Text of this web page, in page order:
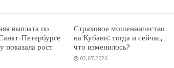
выплата по
Петербурге
показала рост
Страховое мошенничество
на Кубани: тогда и сейчас,
что изменилось?
03.07.2026